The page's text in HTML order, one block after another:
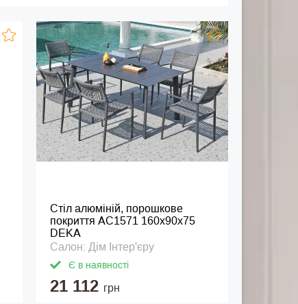
Стіл алюміній, порошкове
покриття AC1571 160х90х75
DEKA
Салон: Дім Інтер'єру
Є в наявності
21 112 грн